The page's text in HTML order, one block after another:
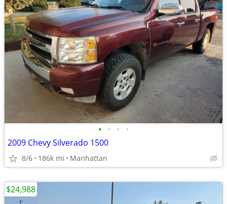
• • • •
2009 Chevy Silverado 1500
8/6 186k mi Manhattan
$24,988